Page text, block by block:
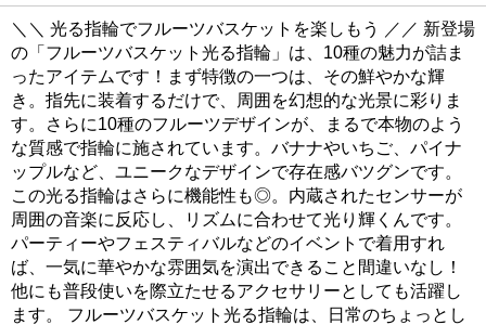
＼＼ 光る指輪でフルーツバスケットを楽しもう ／／ 新登場
の「フルーツバスケット光る指輪」は、10種の魅力が詰ま
ったアイテムです！まず特徴の一つは、その鮮やかな輝
き。指先に装着するだけで、周囲を幻想的な光景に彩りま
す。さらに10種のフルーツデザインが、まるで本物のよう
な質感で指輪に施されています。バナナやいちご、パイナ
ップルなど、ユニークなデザインで存在感バツグンです。
この光る指輪はさらに機能性も◎。内蔵されたセンサーが
周囲の音楽に反応し、リズムに合わせて光り輝くんです。
パーティーやフェスティバルなどのイベントで着用すれ
ば、一気に華やかな雰囲気を演出できること間違いなし！
他にも普段使いを際立たせるアクセサリーとしても活躍し
ます。 フルーツバスケット光る指輪は、日常のちょっとし